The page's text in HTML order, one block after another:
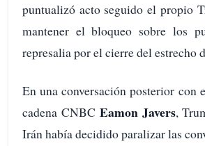
puntualizó acto seguido el propio
mantener el bloqueo sobre los
represalia por el cierre del estrecho
En una conversación posterior con
cadena CNBC Eamon Javers,
Irán había decidido paralizar las